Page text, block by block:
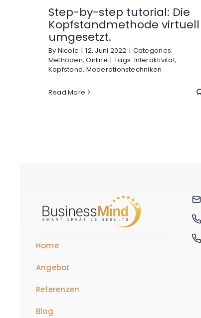
Step-by-step tutorial: Die
Kopfstandmethode virtuell
umgesetzt.
By Nicole | 12. Juni 2022 | Categories:
Methoden,Online | Tags: Interaktivität,
Kopfstand, Moderationstechniken
Read More
Home
Angebot
Referenzen
Blog